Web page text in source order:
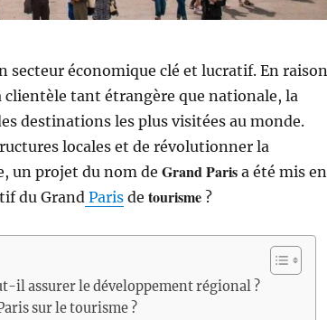
secteur économique clé et lucratif. En raison
clientèle tant étrangère que nationale, la
destinations les plus visitées au monde.
locales et de révolutionner la
un projet du nom de Grand Parisa été mis en
du Grand Parisde tourisme?
il assurer le développement régional ?
sur le tourisme ?